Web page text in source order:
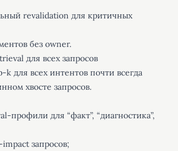
revalidation для критичных
без owner.
для всех запросов
для всех интентов почти всегда
хвосте запросов.
профили для “факт”, “диагностика”,
запросов;